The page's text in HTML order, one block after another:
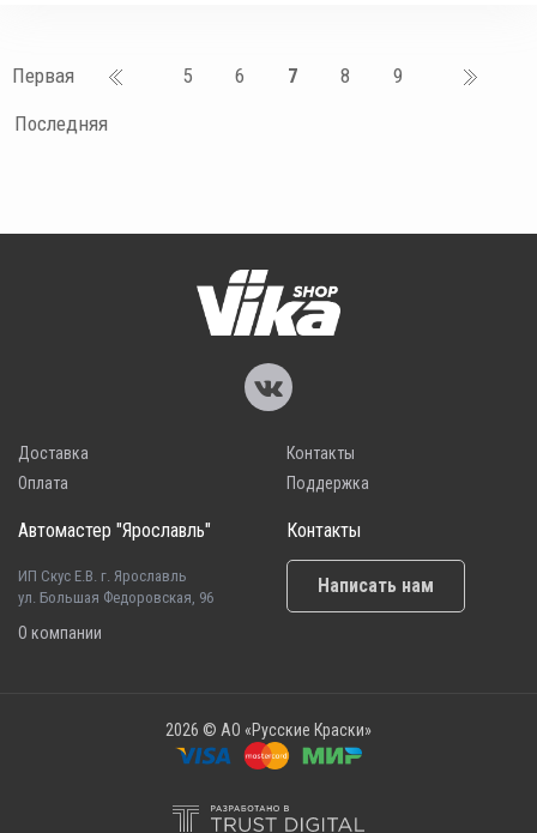
Первая 5 6 7 8
9
Последняя
Доставка
Оплата
Контакты
Поддержка
Автомастер "Ярославль"
ИП Скус Е.В. г. Ярославль
ул. Большая Федоровская, 96
О компании
Контакты
Написать нам
2026 © АО «Русские Краски»